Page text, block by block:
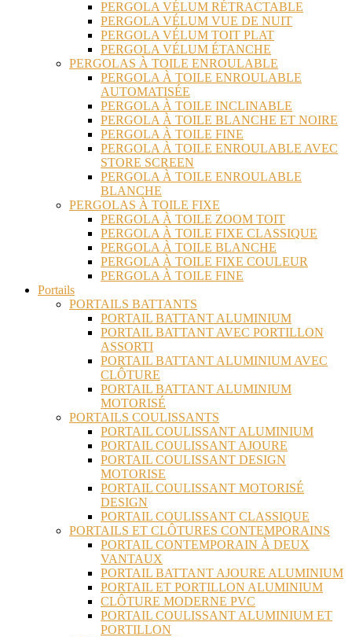
PERGOLA VÉLUM RÉTRACTABLE
PERGOLA VÉLUM VUE DE NUIT
PERGOLA VÉLUM TOIT PLAT
PERGOLA VÉLUM ÉTANCHE
PERGOLAS À TOILE ENROULABLE
PERGOLA À TOILE ENROULABLE
AUTOMATISÉE
PERGOLA À TOILE INCLINABLE
PERGOLA À TOILE BLANCHE ET NOIRE
PERGOLA À TOILE FINE
PERGOLA À TOILE ENROULABLE AVEC
STORE SCREEN
PERGOLA À TOILE ENROULABLE
BLANCHE
PERGOLAS À TOILE FIXE
PERGOLA À TOILE ZOOM TOIT
PERGOLA À TOILE FIXE CLASSIQUE
PERGOLA À TOILE BLANCHE
PERGOLA À TOILE FIXE COULEUR
PERGOLA À TOILE FINE
Portails
PORTAILS BATTANTS
PORTAIL BATTANT ALUMINIUM
PORTAIL BATTANT AVEC PORTILLON
ASSORTI
PORTAIL BATTANT ALUMINIUM AVEC
CLÔTURE
PORTAIL BATTANT ALUMINIUM
MOTORISÉ
PORTAILS COULISSANTS
PORTAIL COULISSANT ALUMINIUM
PORTAIL COULISSANT AJOURE
PORTAIL COULISSANT DESIGN
MOTORISE
PORTAIL COULISSANT MOTORISÉ
DESIGN
PORTAIL COULISSANT CLASSIQUE
PORTAILS ET CLÔTURES CONTEMPORAINS
PORTAIL CONTEMPORAIN À DEUX
VANTAUX
PORTAIL BATTANT AJOURE ALUMINIUM
PORTAIL ET PORTILLON ALUMINIUM
CLÔTURE MODERNE PVC
PORTAIL COULISSANT ALUMINIUM ET
PORTILLON